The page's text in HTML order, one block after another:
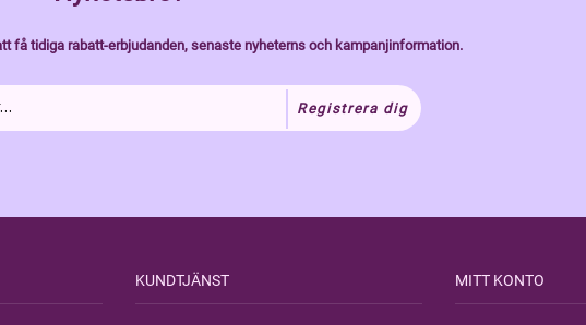
få tidiga rabatt-erbjudanden, senaste nyheterns och kampanjinformation.
Registrera dig
KUNDTJÄNST MITT KONTO